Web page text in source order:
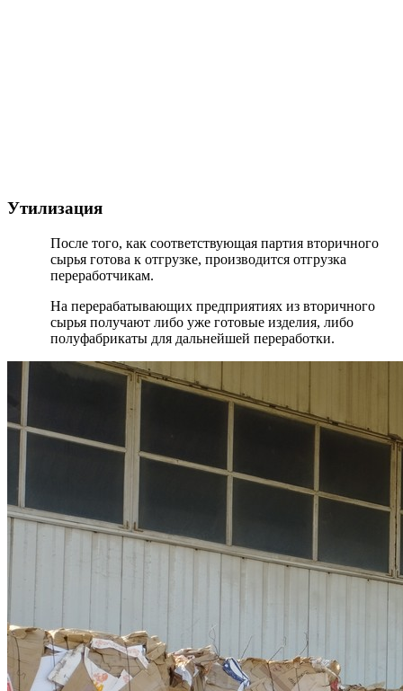
Утилизация
После того, как соответствующая партия вторичного
сырья готова к отгрузке, производится отгрузка
переработчикам.
На перерабатывающих предприятиях из вторичного
сырья получают либо уже готовые изделия, либо
полуфабрикаты для дальнейшей переработки.